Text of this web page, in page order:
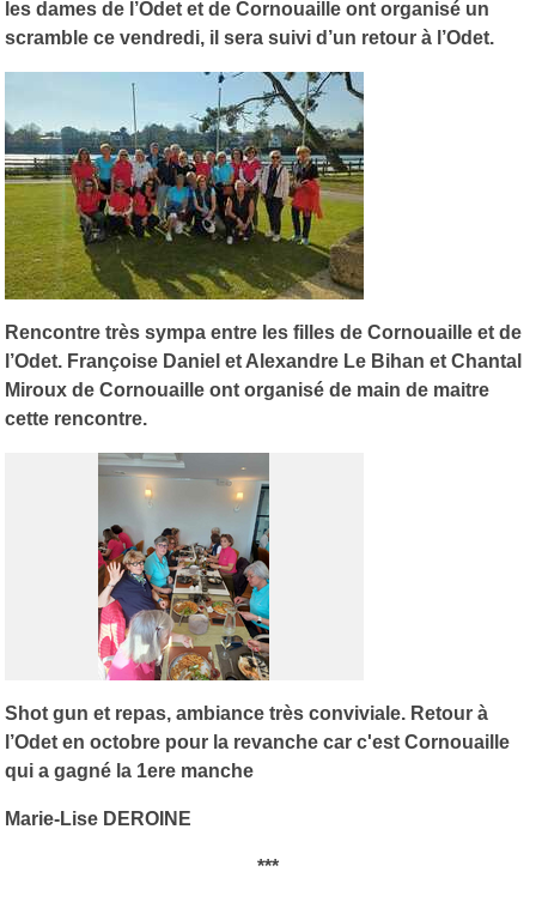
les dames de l’Odet et de Cornouaille ont organisé un
scramble ce vendredi, il sera suivi d’un retour à l’Odet.
Rencontre très sympa entre les filles de Cornouaille et de
l’Odet. Françoise Daniel et Alexandre Le Bihan et Chantal
Miroux de Cornouaille ont organisé de main de maitre
cette rencontre.
Shot gun et repas, ambiance très conviviale. Retour à
l’Odet en octobre pour la revanche car c'est Cornouaille
qui a gagné la 1ere manche
Marie-Lise DEROINE
***